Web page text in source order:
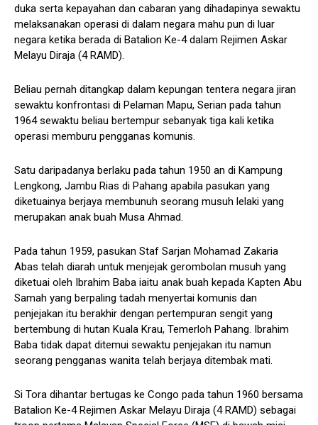
duka serta kepayahan dan cabaran yang dihadapinya sewaktu
melaksanakan operasi di dalam negara mahu pun di luar
negara ketika berada di Batalion Ke-4 dalam Rejimen Askar
Melayu Diraja (4 RAMD).
Beliau pernah ditangkap dalam kepungan tentera negara jiran
sewaktu konfrontasi di Pelaman Mapu, Serian pada tahun
1964 sewaktu beliau bertempur sebanyak tiga kali ketika
operasi memburu pengganas komunis.
Satu daripadanya berlaku pada tahun 1950 an di Kampung
Lengkong, Jambu Rias di Pahang apabila pasukan yang
diketuainya berjaya membunuh seorang musuh lelaki yang
merupakan anak buah Musa Ahmad.
Pada tahun 1959, pasukan Staf Sarjan Mohamad Zakaria
Abas telah diarah untuk menjejak gerombolan musuh yang
diketuai oleh Ibrahim Baba iaitu anak buah kepada Kapten Abu
Samah yang berpaling tadah menyertai komunis dan
penjejakan itu berakhir dengan pertempuran sengit yang
bertembung di hutan Kuala Krau, Temerloh Pahang. Ibrahim
Baba tidak dapat ditemui sewaktu penjejakan itu namun
seorang pengganas wanita telah berjaya ditembak mati.
Si Tora dihantar bertugas ke Congo pada tahun 1960 bersama
Batalion Ke-4 Rejimen Askar Melayu Diraja (4 RAMD) sebagai